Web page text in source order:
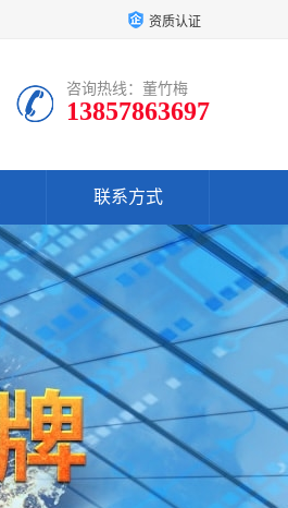
资质认证
咨询热线：董竹梅
13857863697
联系方式